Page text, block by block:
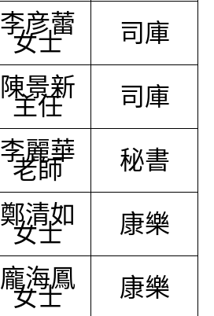
李彦蕾
女士 司庫
陳景新
主任 司庫
李麗華
老師 秘書
鄭清如
女士 康樂
龐海鳳
女士 康樂